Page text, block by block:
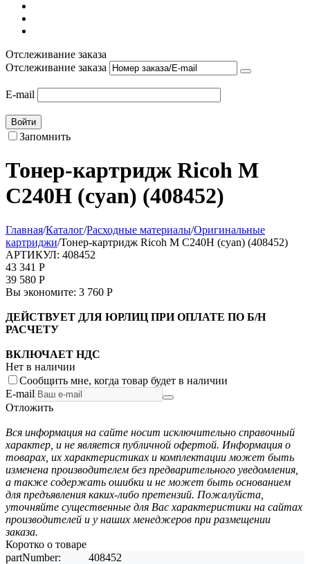
Отслеживание заказа
Отслеживание заказа
E-mail
Войти
Запомнить
Тонер-картридж Ricoh M
C240H (cyan) (408452)
Главная/Каталог/Расходные материалы/Оригинальные
картриджи/Тонер-картридж Ricoh M C240H (cyan) (408452)
АРТИКУЛ: 408452
43 341 Р
39 580 Р
Вы экономите: 3 760 Р
ДЕЙСТВУЕТ ДЛЯ ЮРЛИЦ ПРИ ОПЛАТЕ ПО Б/Н
РАСЧЕТУ
ВКЛЮЧАЕТ НДС
Нет в наличии
Сообщить мне, когда товар будет в наличии
E-mail
Отложить
Вся информация на сайте носит исключительно справочный
характер, и не является публичной офертой. Информация о
товарах, их характеристиках и комплектации может быть
изменена производителем без предварительного уведомления,
а также содержать ошибки и не может быть основанием
для предъявления каких-либо претензий. Пожалуйста,
уточняйте существенные для Вас характеристики на сайтах
производителей и у наших менеджеров при размещении
заказа.
Коротко о товаре
partNumber:
408452